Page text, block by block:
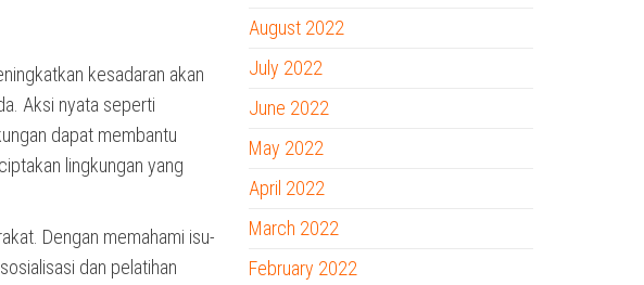
kesadaran akan
Aksi nyata seperti
dapat membantu
lingkungan yang
Dengan memahami isu-
dan pelatihan
August 2022
July 2022
June 2022
May 2022
April 2022
March 2022
February 2022